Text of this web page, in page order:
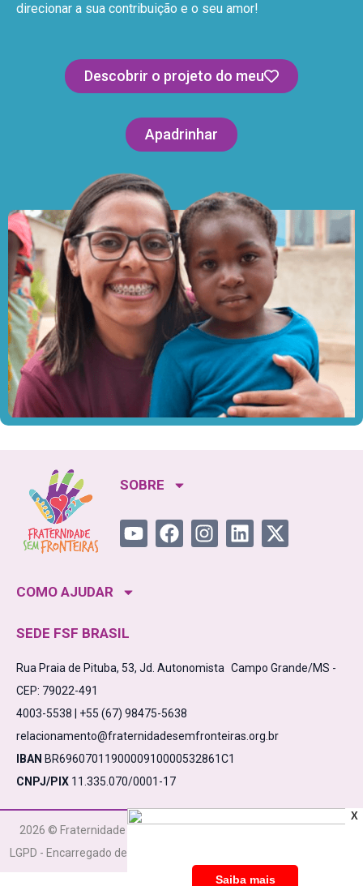
direcionar a sua contribuição e o seu amor!
Descobrir o projeto do meu
Apadrinhar
SOBRE
COMO AJUDAR
SEDE FSF BRASIL
Rua Praia de Pituba, 53, Jd. Autonomista Campo Grande/MS -
CEP: 79022-491
4003-5538 | +55 (67) 98475-5638
relacionamento@fraternidadesemfronteiras.org.br
IBAN BR6960701190000910000532861C1
CNPJ/PIX 11.335.070/0001-17
2026 © Fraternidade Sem Fronteiras CNPJ 11.335.070/0001-17
LGPD - Encarregado de Dados
X